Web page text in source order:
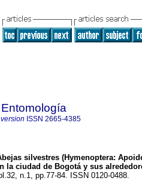
ISSN 2665-4385
silvestres (Hymenoptera:
la ciudad de Bogotá y sus
n.1, pp.77-84. ISSN 0120-0488.